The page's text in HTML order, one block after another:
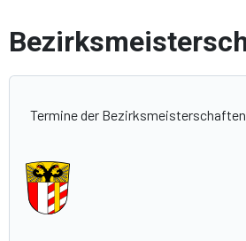
Termine der Bezirksmeisterschaften